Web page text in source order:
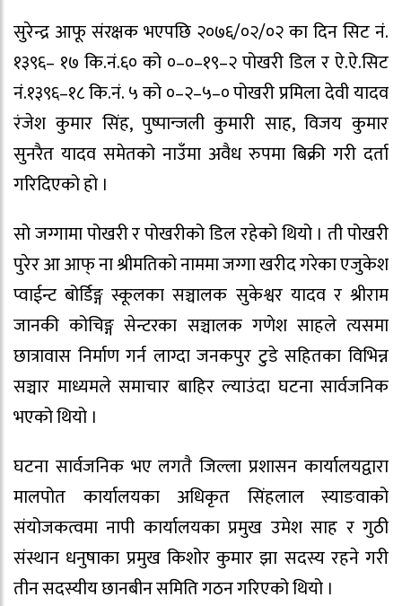
सुरेन्द्र आफू संरक्षक भएपछि २०७६/०२/०२ का दिन सिट नं.
१३९६– १७ कि.नं.६० को ०–०–१९–२ पोखरी डिल र ऐ.ऐ.सिट
नं.१३९६–१८ कि.नं. ५ को ०–२–५–० पोखरी प्रमिला देवी यादव
रंजेश कुमार सिंह, पुष्पान्जली कुमारी साह, विजय कुमार
सुनरैत यादव समेतको नाउँमा अवैध रुपमा बिक्री गरी दर्ता
गरिदिएको हो ।
सो जग्गामा पोखरी र पोखरीको डिल रहेको थियो । ती पोखरी
पुरेर आ आफ् ना श्रीमतिको नाममा जग्गा खरीद गरेका एजुकेश
प्वाईन्ट बोर्डिङ्ग स्कूलका सञ्चालक सुकेश्वर यादव र श्रीराम
जानकी कोचिङ्ग सेन्टरका सञ्चालक गणेश साहले त्यसमा
छात्रावास निर्माण गर्न लाग्दा जनकपुर टुडे सहितका विभिन्न
सञ्चार माध्यमले समाचार बाहिर ल्याउंदा घटना सार्वजनिक
भएको थियो ।
घटना सार्वजनिक भए लगतै जिल्ला प्रशासन कार्यालयद्वारा
मालपोत कार्यालयका अधिकृत सिंहलाल स्याङवाको
संयोजकत्वमा नापी कार्यालयका प्रमुख उमेश साह र गुठी
संस्थान धनुषाका प्रमुख किशोर कुमार झा सदस्य रहने गरी
तीन सदस्यीय छानबीन समिति गठन गरिएको थियो ।